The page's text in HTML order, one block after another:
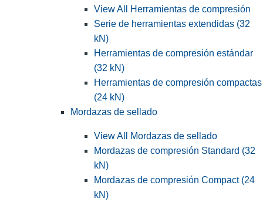
View All Herramientas de compresión
Serie de herramientas extendidas (32
kN)
Herramientas de compresión estándar
(32 kN)
Herramientas de compresión compactas
(24 kN)
Mordazas de sellado
View All Mordazas de sellado
Mordazas de compresión Standard (32
kN)
Mordazas de compresión Compact (24
kN)